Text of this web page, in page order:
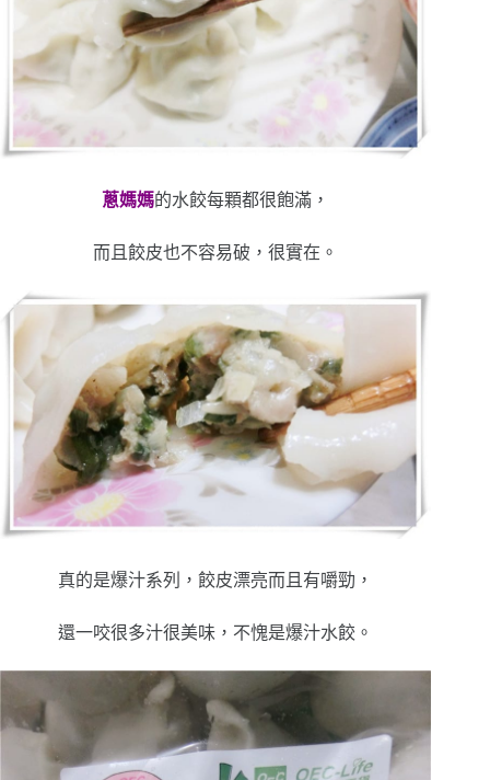
蔥媽媽的水餃每顆都很飽滿，
而且餃皮也不容易破，很實在。
真的是爆汁系列，餃皮漂亮而且有嚼勁，
還一咬很多汁很美味，不愧是爆汁水餃。